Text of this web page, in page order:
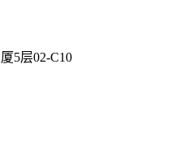
5层02-C10